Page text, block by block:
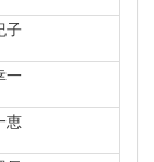
子
一
恵